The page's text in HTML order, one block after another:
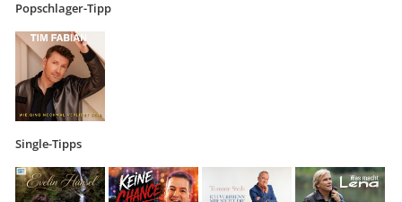
Popschlager-Tipp
Single-Tipps